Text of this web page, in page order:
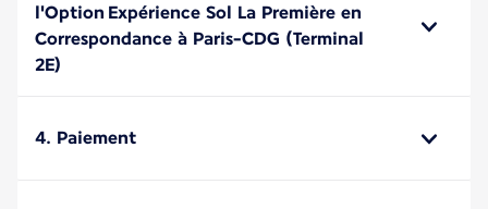
l'Option Expérience Sol La Première en
Correspondance à Paris-CDG (Terminal
2E)
4. Paiement